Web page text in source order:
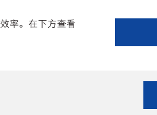
率。在下方查看